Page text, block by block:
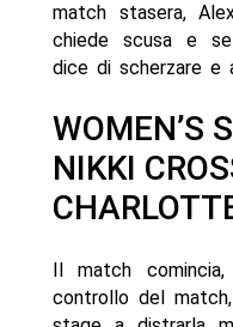
match stasera,
chiede scusa e
dice di scherzare e
WOMEN’S
NIKKI
Il match
controllo del